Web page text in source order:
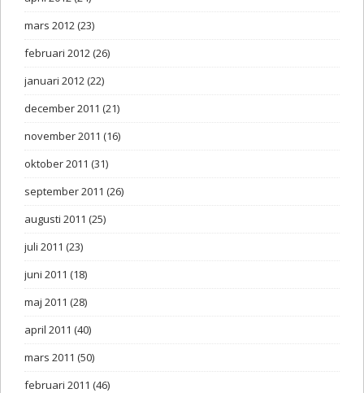
mars 2012(23)
februari 2012(26)
januari 2012(22)
december 2011 (21)
november 2011 (16)
oktober 2011 (31)
september 2011 (26)
augusti 2011 (25)
juli 2011 (23)
juni 2011 (18)
maj 2011 (28)
april 2011 (40)
mars 2011 (50)
februari 2011 (46)